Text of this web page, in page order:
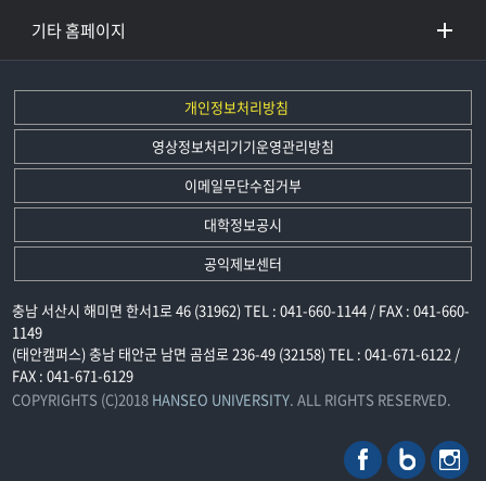
기타 홈페이지
개인정보처리방침
영상정보처리기기운영관리방침
이메일무단수집거부
대학정보공시
공익제보센터
충남 서산시 해미면 한서1로 46 (31962) TEL : 041-660-1144 / FAX : 041-660-
1149
(태안캠퍼스) 충남 태안군 남면 곰섬로 236-49 (32158) TEL : 041-671-6122 /
FAX : 041-671-6129
COPYRIGHTS (C)2018 HANSEO UNIVERSITY. ALL RIGHTS RESERVED.